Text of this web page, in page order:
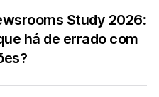
Study 2026:
há de errado com